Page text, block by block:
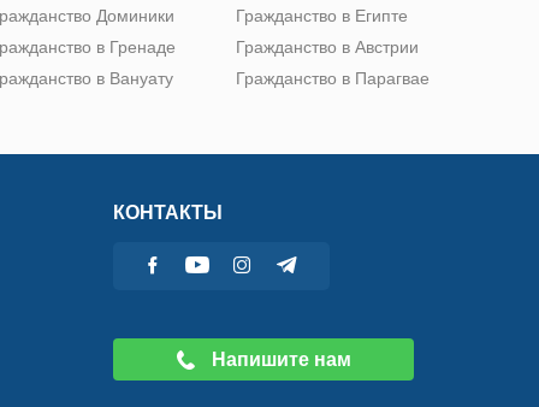
Доминики
в Гренаде
в Вануату
Гражданство в Египте
Гражданство в Австрии
Гражданство в Парагвае
КОНТАКТЫ
Напишите нам